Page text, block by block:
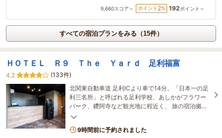
9,660スコア～ ポイント 2% 192ポイント～
すべての宿泊プランをみる（15件）
ＨＯＴＥＬ Ｒ９ Ｔｈｅ Ｙａｒｄ 足利福富
4.2
(133件)
北関東自動車道 足利ICより車で14分。「日本一の足
利三名所」と呼ばれる足利学校、あしかがフラワー
パーク、鑁阿寺など観光地に程近く、 旅の宿泊拠点
に最適です。
9時間前に予約されました